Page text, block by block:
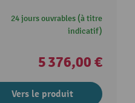
24 jours ouvrables (à titre
indicatif)
5 376,00 €
Vers le produit